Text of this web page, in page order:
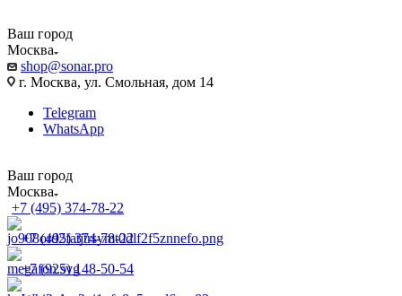
Ваш город
Москва
shop@sonar.pro
г. Москва, ул. Смольная, дом 14
Telegram
WhatsApp
Ваш город
Москва
+7 (495) 374-78-22
+7 (495) 374-78-22
+7 (925) 148-50-54